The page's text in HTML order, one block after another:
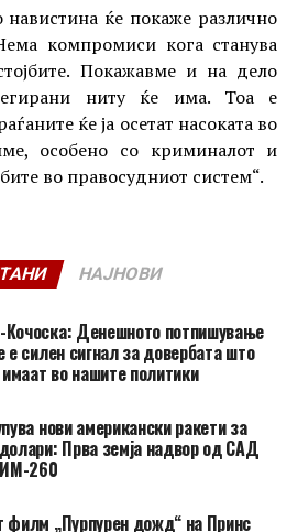
навистина ќе покаже различно
компромиси кога станува
Покажавме и на дело
ниту ќе има. Тоа е
ќе ја осетат насоката во
особено со криминалот и
во правосудниот систем“.
НАЈНОВИ
Денешното потпишување
е силен сигнал за довербата што
во нашите политики
нови американски ракети за
Прва земја надвор од САД
260
филм „Пурпурен дожд“ на Принс